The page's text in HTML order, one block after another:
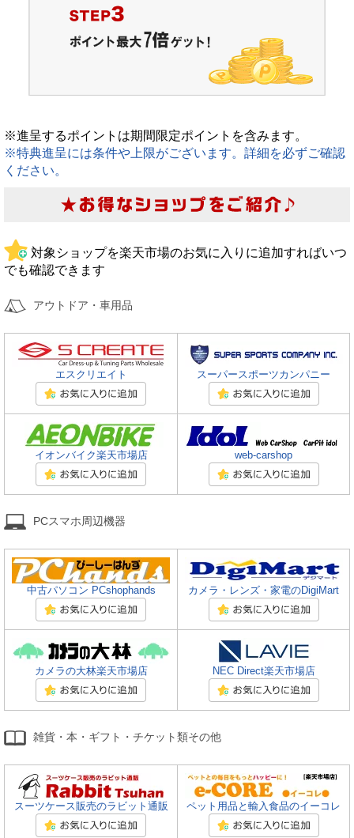
※進呈するポイントは期間限定ポイントを含みます。
※特典進呈には条件や上限がございます。詳細を必ずご確認
ください。
対象ショップを楽天市場のお気に入りに追加すればいつ
でも確認できます
アウトドア・車用品
エスクリエイト スーパースポーツカンパニー
イオンバイク楽天市場店 web-carshop
PCスマホ周辺機器
中古パソコン PCshophands カメラ・レンズ・家電のDigiMart
カメラの大林楽天市場店 NEC Direct楽天市場店
雑貨・本・ギフト・チケット類その他
スーツケース販売のラビット通販 ペット用品と輸入食品のイーコレ